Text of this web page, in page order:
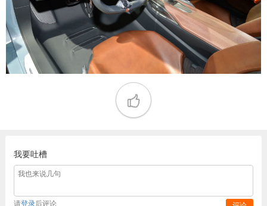
我要吐槽
请登录后评论